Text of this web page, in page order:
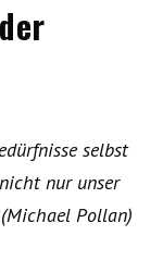
selbst
nur unser
Pollan)